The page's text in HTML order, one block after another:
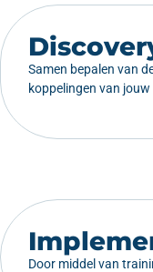
Samen bepalen van
koppelingen van
Door middel van